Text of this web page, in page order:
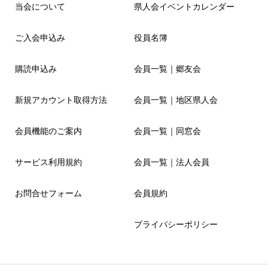
当会について
ご入会申込み
購読申込み
新規アカウント取得方法
会員機能のご案内
サービス利用規約
お問合せフォーム
県人会イベントカレンダー
役員名簿
会員一覧｜郷友会
会員一覧｜地区県人会
会員一覧｜同窓会
会員一覧｜法人会員
会員規約
プライバシーポリシー